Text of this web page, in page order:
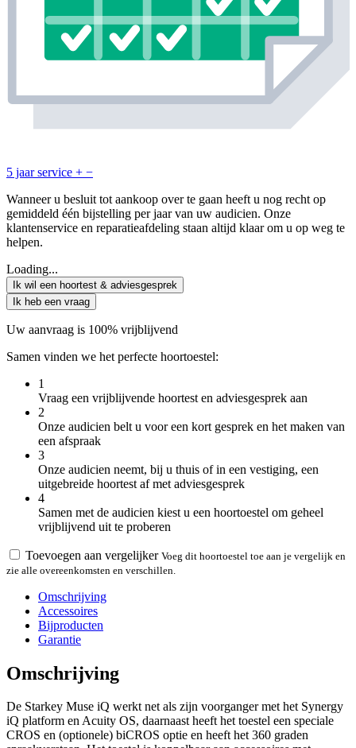
5 jaar service + −
Wanneer u besluit tot aankoop over te gaan heeft u nog recht op
gemiddeld één bijstelling per jaar van uw audicien. Onze
klantenservice en reparatieafdeling staan altijd klaar om u op weg te
helpen.
Loading...
Ik wil een hoortest & adviesgesprek
Ik heb een vraag
Uw aanvraag is 100% vrijblijvend
Samen vinden we het perfecte hoortoestel:
1
Vraag een vrijblijvende hoortest en adviesgesprek aan
2
Onze audicien belt u voor een kort gesprek en het maken van
een afspraak
3
Onze audicien neemt, bij u thuis of in een vestiging, een
uitgebreide hoortest af met adviesgesprek
4
Samen met de audicien kiest u een hoortoestel om geheel
vrijblijvend uit te proberen
Toevoegen aan vergelijker Voeg dit hoortoestel toe aan je vergelijk en
zie alle overeenkomsten en verschillen.
Omschrijving
Accessoires
Bijproducten
Garantie
Omschrijving
De Starkey Muse iQ werkt net als zijn voorganger met het Synergy
iQ platform en Acuity OS, daarnaast heeft het toestel een speciale
CROS en (optionele) biCROS optie en heeft het 360 graden